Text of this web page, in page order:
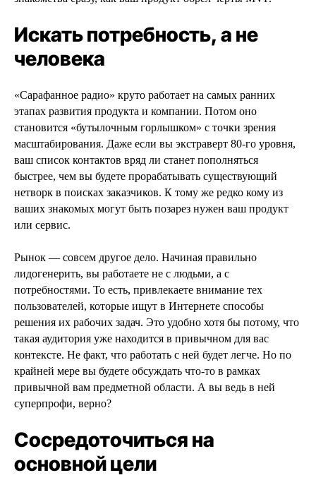
Искать потребность, а не
человека
«Сарафанное радио» круто работает на самых ранних
этапах развития продукта и компании. Потом оно
становится «бутылочным горлышком» с точки зрения
масштабирования. Даже если вы экстраверт 80-го уровня,
ваш список контактов вряд ли станет пополняться
быстрее, чем вы будете прорабатывать существующий
нетворк в поисках заказчиков. К тому же редко кому из
ваших знакомых могут быть позарез нужен ваш продукт
или сервис.
Рынок — совсем другое дело. Начиная правильно
лидогенерить, вы работаете не с людьми, а с
потребностями. То есть, привлекаете внимание тех
пользователей, которые ищут в Интернете способы
решения их рабочих задач. Это удобно хотя бы потому, что
такая аудитория уже находится в привычном для вас
контексте. Не факт, что работать с ней будет легче. Но по
крайней мере вы будете обсуждать что-то в рамках
привычной вам предметной области. А вы ведь в ней
суперпрофи, верно?
Сосредоточиться на
основной цели